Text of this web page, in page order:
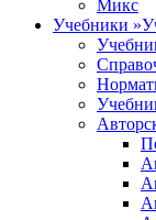
Микс
Учебники »